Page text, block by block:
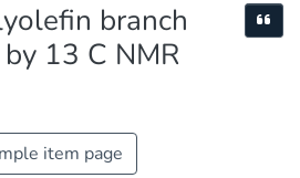
branch
13 C NMR
item page